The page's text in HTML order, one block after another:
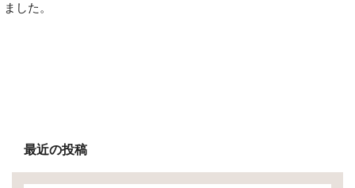
ました。
最近の投稿